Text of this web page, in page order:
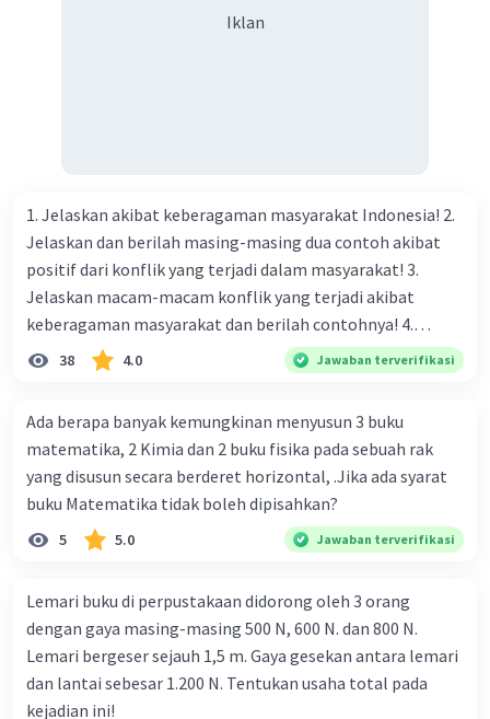
Iklan
1. Jelaskan akibat keberagaman masyarakat Indonesia! 2.
Jelaskan dan berilah masing-masing dua contoh akibat
positif dari konflik yang terjadi dalam masyarakat! 3.
Jelaskan macam-macam konflik yang terjadi akibat
keberagaman masyarakat dan berilah contohnya! 4.
Mengapa dalam masyarakat yang memiliki keberagaman
bahasa, dan budaya. Berdasarkan pernyataan tersebut,
apa yang dapat kalian lakukan untuk menjaga
keberagaman supaya terhindar dari konflik?
38 4.0 Jawaban terverifikasi
Ada berapa banyak kemungkinan menyusun 3 buku
matematika, 2 Kimia dan 2 buku fisika pada sebuah rak
yang disusun secara berderet horizontal, .Jika ada syarat
buku Matematika tidak boleh dipisahkan?
5 5.0 Jawaban terverifikasi
Lemari buku di perpustakaan didorong oleh 3 orang
dengan gaya masing-masing 500 N, 600 N. dan 800 N.
Lemari bergeser sejauh 1,5 m. Gaya gesekan antara lemari
dan lantai sebesar 1.200 N. Tentukan usaha total pada
kejadian ini!